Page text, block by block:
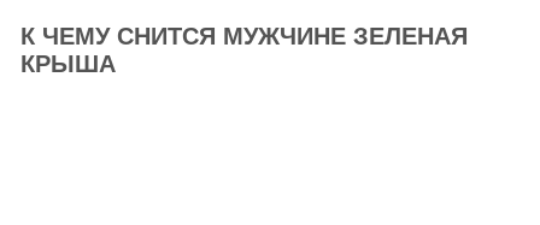
К ЧЕМУ СНИТСЯ МУЖЧИНЕ ЗЕЛЕНАЯ
КРЫША